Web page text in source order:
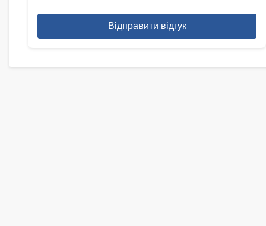
Відправити відгук